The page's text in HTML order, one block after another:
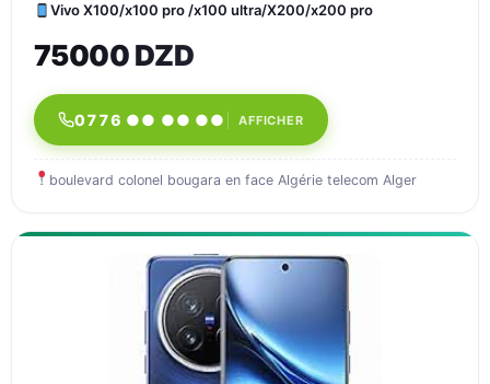
Vivo X100/x100 pro /x100 ultra/X200/x200 pro
75000 DZD
0776 ●● ●● ●● AFFICHER
boulevard colonel bougara en face Algérie telecom Alger